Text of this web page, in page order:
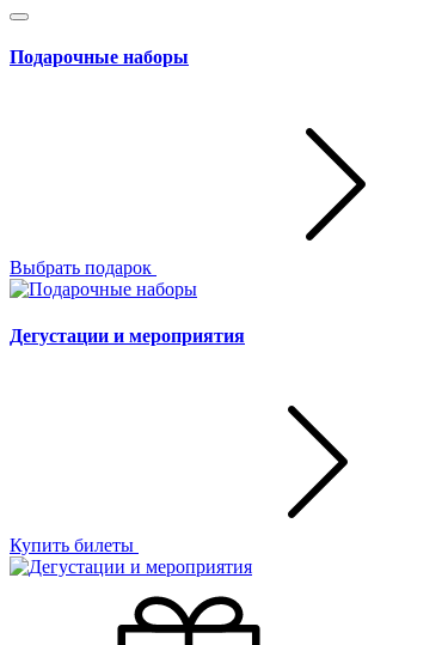
Подарочные наборы
Выбрать подарок
Дегустации и мероприятия
Купить билеты